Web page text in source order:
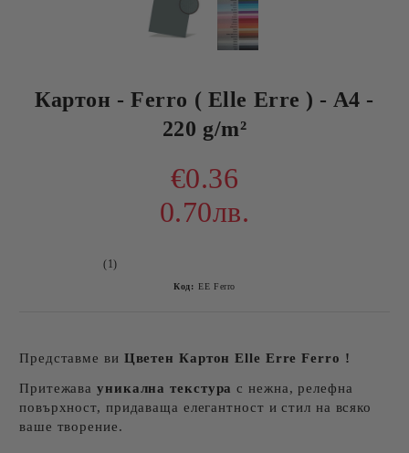
Картон - Ferro ( Elle Erre ) - A4 -
220 g/m²
€0.36
0.70лв.
(1)
Код: EE Ferro
Представме ви Цветен КартонElle Erre Ferro !
Притежава уникална текстура с нежнa, релефна
повърхност, придаваща елегантност и стил на всяко
ваше творение.